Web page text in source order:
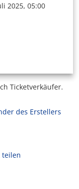
2025, 05:00
Ticketverkäufer.
des Erstellers